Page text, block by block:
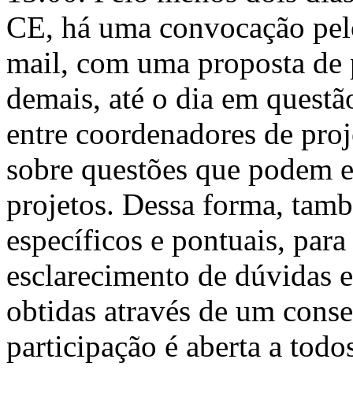
CE, há uma convocação
mail, com uma proposta de
demais, até o dia em
entre coordenadores de
sobre questões que podem
projetos. Dessa forma,
específicos e pontuais,
esclarecimento de dúvidas
obtidas através de um
participação é aberta a